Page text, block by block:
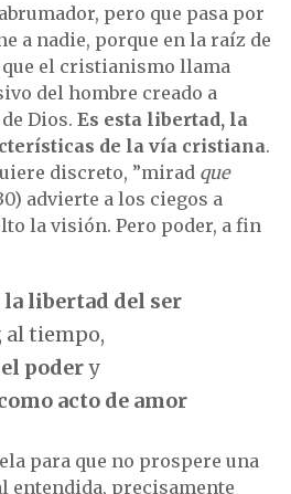
pero que pasa por
a nadie, porque en la raíz de
el cristianismo llama
del hombre creado a
Dios. Es esta libertad, la
de la vía cristiana.
discreto, ”mirad que
advierte a los ciegos a
la visión. Pero poder, a fin
libertad del ser
al tiempo,
podery
acto de amor
para que no prospere una
entendida, precisamente